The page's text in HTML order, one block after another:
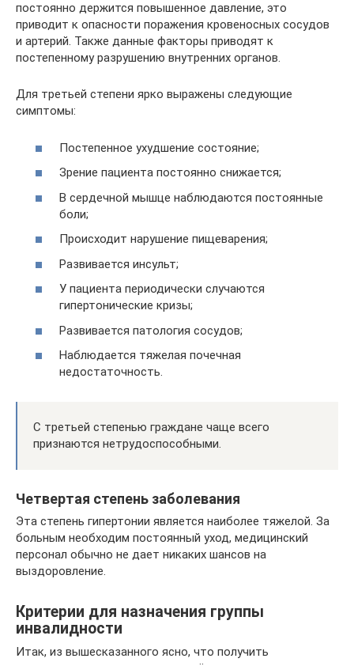
постоянно держится повышенное давление, это
приводит к опасности поражения кровеносных сосудов
и артерий. Также данные факторы приводят к
постепенному разрушению внутренних органов.
Для третьей степени ярко выражены следующие
симптомы:
Постепенное ухудшение состояние;
Зрение пациента постоянно снижается;
В сердечной мышце наблюдаются постоянные
боли;
Происходит нарушение пищеварения;
Развивается инсульт;
У пациента периодически случаются
гипертонические кризы;
Развивается патология сосудов;
Наблюдается тяжелая почечная
недостаточность.
С третьей степенью граждане чаще всего
признаются нетрудоспособными.
Четвертая степень заболевания
Эта степень гипертонии является наиболее тяжелой. За
больным необходим постоянный уход, медицинский
персонал обычно не дает никаких шансов на
выздоровление.
Критерии для назначения группы
инвалидности
Итак, из вышесказанного ясно, что получить